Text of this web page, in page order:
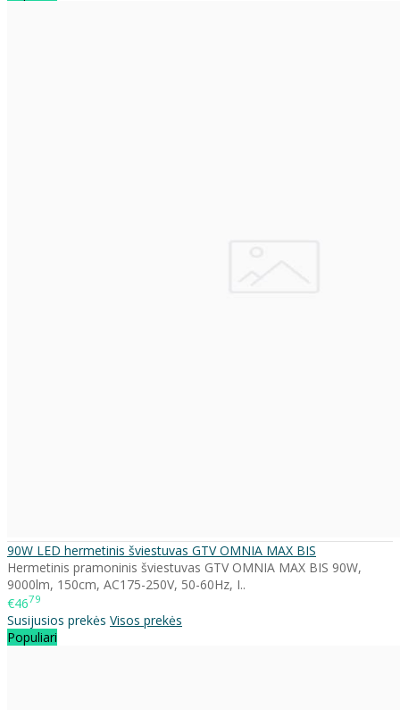
90W LED hermetinis šviestuvas GTV OMNIA MAX BIS
Hermetinis pramoninis šviestuvas GTV OMNIA MAX BIS 90W,
9000lm, 150cm, AC175-250V, 50-60Hz, I..
€4679
Susijusios prekės Visos prekės
Populiari